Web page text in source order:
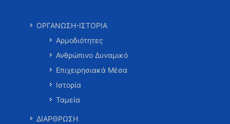
ΟΡΓΑΝΩΣΗ-ΙΣΤΟΡΙΑ
Αρμοδιότητες
Ανθρώπινο Δυναμικό
Επιχειρησιακά Μέσα
Ιστορία
Ταμεία
ΔΙΑΡΘΡΩΣΗ